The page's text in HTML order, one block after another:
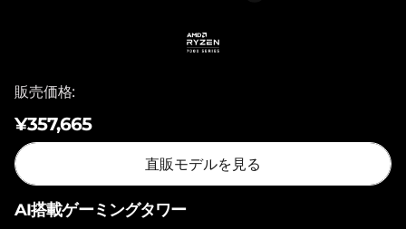
n
1
販売価格:
¥357,665
直販モデルを見る
AI搭載ゲーミングタワー